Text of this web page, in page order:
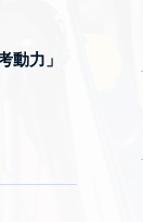
動力」